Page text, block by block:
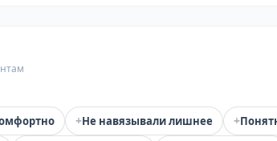
+Не навязывали лишнее +